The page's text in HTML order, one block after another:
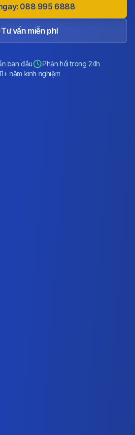
088 995 6888
Tư vấn miễn phí
ban đầu
Phản hồi trong 24h
năm kinh nghiệm